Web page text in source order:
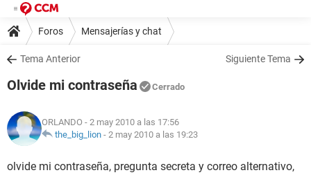
Foros Mensajerías y chat
Tema Anterior Siguiente Tema
Olvide mi contraseña Cerrado
ORLANDO - 2 may 2010 a las 17:56
the_big_lion - 2 may 2010 a las 19:23
olvide mi contraseña, pregunta secreta y correo alternativo,